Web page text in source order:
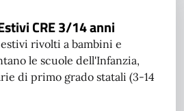
CRE 3/14 anni
estivi rivolti a bambini e
le scuole dell'Infanzia,
di primo grado statali (3-14